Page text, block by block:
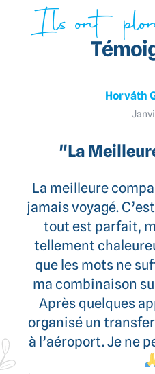
Ils ont
Horváth
"La
La meilleure
jamais voyagé.
tout est parfait,
tellement
que les mots ne
ma combinaison
Après quelques
organisé un
à l’aéroport. Je ne